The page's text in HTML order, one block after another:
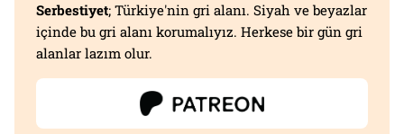
Serbestiyet; Türkiye'nin gri alanı. Siyah ve beyazlar
içinde bu gri alanı korumalıyız. Herkese bir gün gri
alanlar lazım olur.